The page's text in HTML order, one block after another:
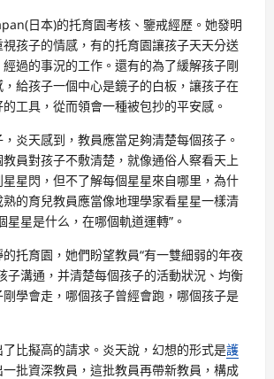
日本)的托育園考核、鑒戒經歷。她發明
孩子的情感，有的托育園讓孩子天天分送
過的事況的工作。還有的為了緩解孩子剛
給孩子一個中心是鏡子的白板，讓孩子在
工具，從而領會一種被包抄的平安感。
炎天感到，教員應當足夠清楚每個孩子。
員對孩子不敷清楚，就像通俗人察看天上
星閃，但不了解每個星星來自哪里，為什
的育兒教員應當像地理學家看星星一樣清
星星是什么，在哪個軌道運轉”。
托育園，她們盼望教員“有一雙細弱的年夜
子溝通，并清楚每個孩子的活動狀況、均衡
學會走，哪個孩子曾經會跑，哪個孩子是
比擬高的請求。炎天說，幻想的形式是護
一批資深教員，這批教員再帶新教員，構成